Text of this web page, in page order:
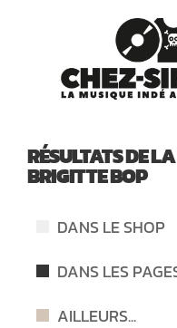
RÉSULTATS DE
BRIGITTE BOP
DANS LE SHOP
DANS LES
AILLEURS...